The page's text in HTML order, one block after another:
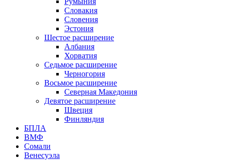
Словакия
Словения
Эстония
Шестое расширение
Албания
Хорватия
Седьмое расширение
Черногория
Восьмое расширение
Северная Македония
Девятое расширение
Швеция
Финляндия
БПЛА
ВМФ
Сомали
Венесуэла